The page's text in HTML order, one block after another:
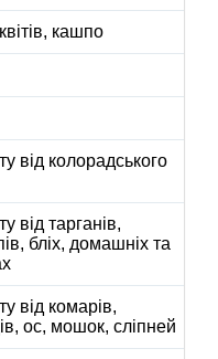
кашпо
від колорадського
від тарганів,
бліх, домашніх та
від комарів,
ос, мошок, сліпней